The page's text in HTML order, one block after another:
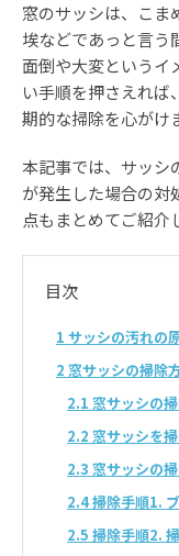
窓のサッシは、こま
埃などであっと言う
面倒や大変というイ
い手順を押さえれば
期的な掃除を心がけ
本記事では、サッシ
が発生した場合の対
点もまとめてご紹介
目次
1 サッシの汚れの
2 窓サッシの掃除
2.1 窓サッシの
2.2 窓サッシを
2.3 窓サッシの
2.4掃除手順1.
2.5 掃除手順2.